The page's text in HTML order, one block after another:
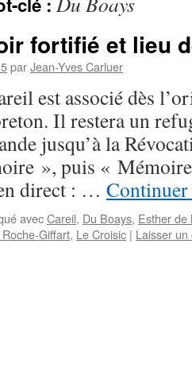
fortifié et lieu
parJean-Yves Carluer
est associé dès
Il restera un
jusqu’à la
», puis «
direct : …
avecCareil, Du Boays, Esther de
Giffart, Le Croisic | Laisser